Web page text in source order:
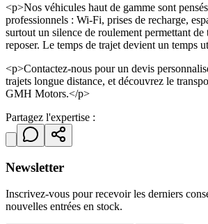
<p>Nos véhicules haut de gamme sont
professionnels : Wi-Fi, prises de recharge,
surtout un silence de roulement permettant de
reposer. Le temps de trajet devient un temps
<p>Contactez-nous pour un devis
trajets longue distance, et découvrez le
GMH Motors.</p>
Partagez l'expertise :
Newsletter
Inscrivez-vous pour recevoir les derniers
nouvelles entrées en stock.